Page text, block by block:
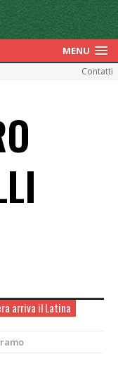
MENU
Contatti
arriva il Latina